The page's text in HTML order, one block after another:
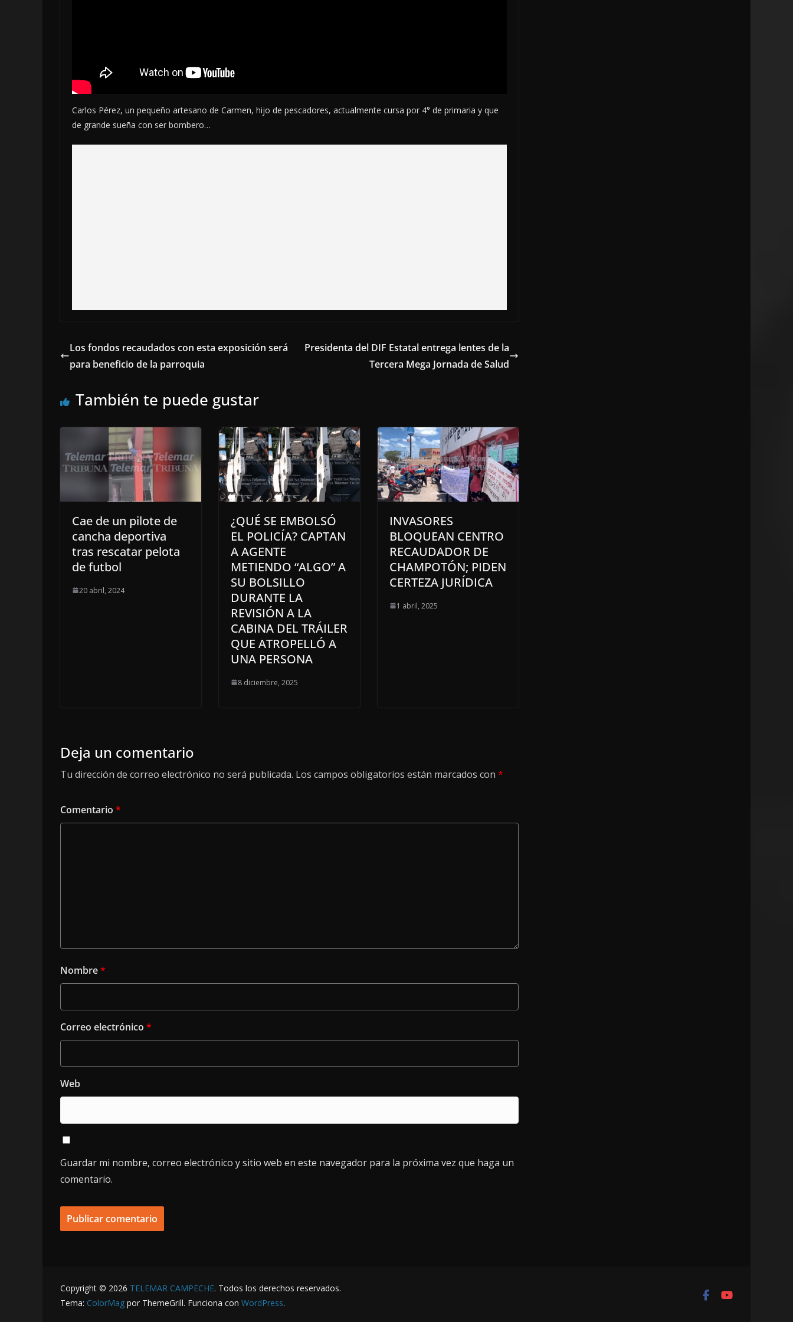
Carlos Pérez, un pequeño artesano de Carmen, hijo de pescadores, actualmente cursa por 4° de primaria y que
de grande sueña con ser bombero…
Los fondos recaudados con esta exposición será
para beneficio de la parroquia
Presidenta del DIF Estatal entrega lentes de la
Tercera Mega Jornada de Salud
También te puede gustar
Cae de un pilote de
cancha deportiva
tras rescatar pelota
de futbol
20 abril, 2024
¿QUÉ SE EMBOLSÓ
EL POLICÍA? CAPTAN
A AGENTE
METIENDO “ALGO” A
SU BOLSILLO
DURANTE LA
REVISIÓN A LA
CABINA DEL TRÁILER
QUE ATROPELLÓ A
UNA PERSONA
8 diciembre, 2025
INVASORES
BLOQUEAN CENTRO
RECAUDADOR DE
CHAMPOTÓN; PIDEN
CERTEZA JURÍDICA
1 abril, 2025
Deja un comentario
Tu dirección de correo electrónico no será publicada. Los campos obligatorios están marcados con *
Comentario *
Nombre*
Correo electrónico *
Web
Guardar mi nombre, correo electrónico y sitio web en este navegador para la próxima vez que haga un
comentario.
Copyright © 2026 TELEMAR CAMPECHE. Todos los derechos reservados.
Tema: ColorMag por ThemeGrill. Funciona con WordPress.